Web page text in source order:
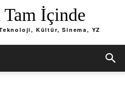
Tam İçinde
Kültür, Sinema, YZ